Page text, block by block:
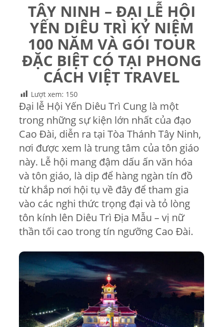
TÂY NINH – ĐẠI LỄ HỘI
YẾN DIÊU TRÌ KỶ NIỆM
100 NĂM VÀ GÓI TOUR
ĐẶC BIỆT CÓ TẠI PHONG
CÁCH VIỆT TRAVEL
Lượt xem: 150
Đại lễ Hội Yến Diêu Trì Cung là một
trong những sự kiện lớn nhất của đạo
Cao Đài, diễn ra tại Tòa Thánh Tây Ninh,
nơi được xem là trung tâm của tôn giáo
này. Lễ hội mang đậm dấu ấn văn hóa
và tôn giáo, là dịp để hàng ngàn tín đồ
từ khắp nơi hội tụ về đây để tham gia
vào các nghi thức trọng đại và tỏ lòng
tôn kính lên Diêu Trì Địa Mẫu – vị nữ
thần tối cao trong tín ngưỡng Cao Đài.